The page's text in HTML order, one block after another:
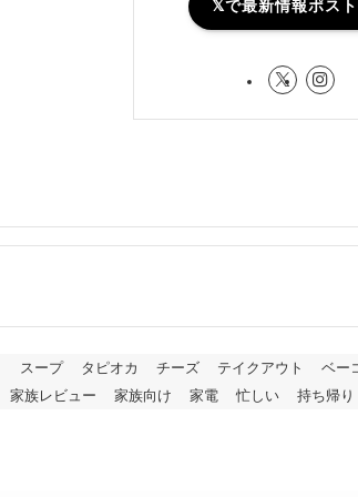
𝕏で最新情報ポスト
スープ タピオカ チーズ テイクアウト
ベー
家族レビュー 家族向け 家電 忙しい 持ち帰り